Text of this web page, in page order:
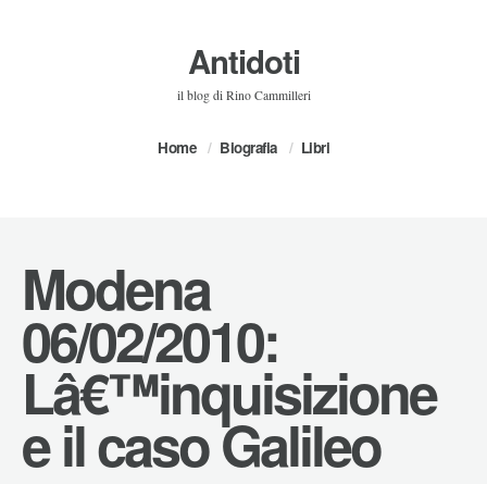
Antidoti
il blog di Rino Cammilleri
Home Biografia Libri
Modena
06/02/2010:
Lâ€™inquisizione
e il caso Galileo